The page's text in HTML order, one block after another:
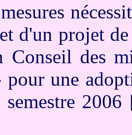
d'un projet
Conseil des
une
semestre